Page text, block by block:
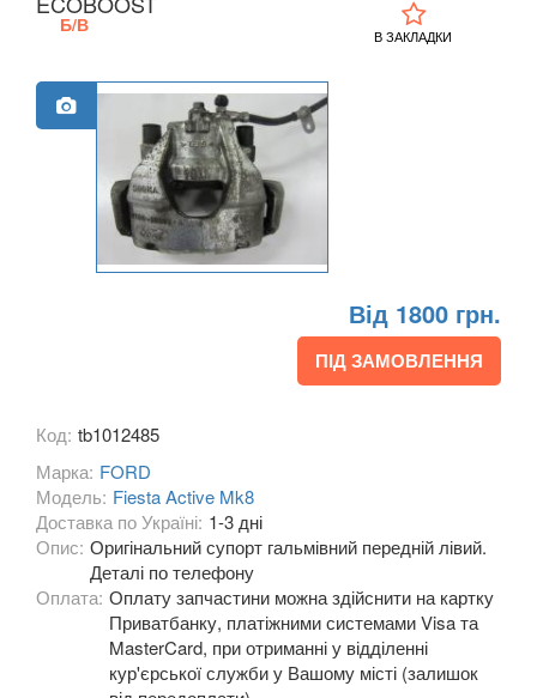
Grand С-Max (CB7)
Focus C-Max (DM2)
EcoSport Mk2
EDGE Mk2 (CD4)
Explorer III (U152)
Explorer IV (U251)
Focus Mk3 С346 (CB8)
Fiesta Mk7 (JA8)
Fiesta Mk8
Fiesta Active Mk8
F-150 XII (P415)
Б/В
Від 1800 грн.
ПІД ЗАМОВЛЕННЯ
В ЗАКЛАДКИ
Код: tb1012485
Марка: FORD
Модель: Fiesta Active Mk8
Доставка по Україні: 1-3 дні
Опис: Оригінальний супорт гальмівний передній лівий.
Деталі по телефону
Оплата: Оплату запчастини можна здійснити на картку
Приватбанку, платіжними системами Visa та
MasterCard, при отриманні у відділенні
кур'єрської служби у Вашому місті (залишок